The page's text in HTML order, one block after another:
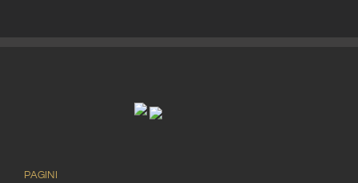
PAGINI